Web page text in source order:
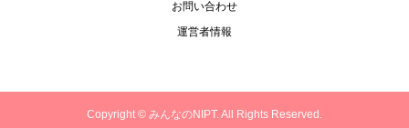
お問い合わせ
運営者情報
Copyright © みんなのNIPT. All Rights Reserved.